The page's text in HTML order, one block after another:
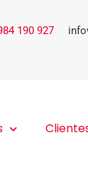
190 927